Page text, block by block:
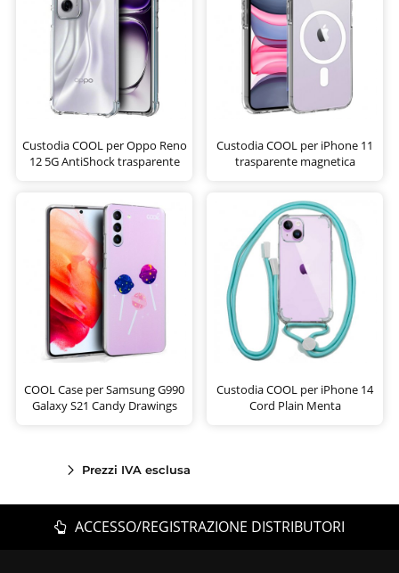
Custodia COOL per Oppo Reno
12 5G AntiShock trasparente
Custodia COOL per iPhone 11
trasparente magnetica
COOL Case per Samsung G990
Galaxy S21 Candy Drawings
Custodia COOL per iPhone 14
Cord Plain Menta
Prezzi IVA esclusa
ACCESSO/REGISTRAZIONE DISTRIBUTORI